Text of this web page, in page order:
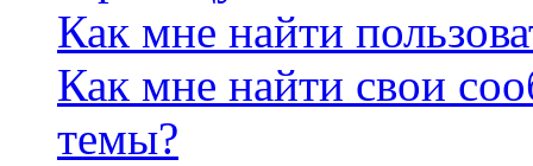
Как мне найти
Как мне найти свои
темы?